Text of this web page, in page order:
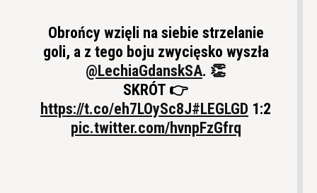
Obrońcy wzięli na siebie strzelanie
goli, a z tego boju zwycięsko wyszła
@LechiaGdanskSA. 👏
SKRÓT 👉
https://t.co/eh7LOySc8J#LEGLGD 1:2
pic.twitter.com/hvnpFzGfrq